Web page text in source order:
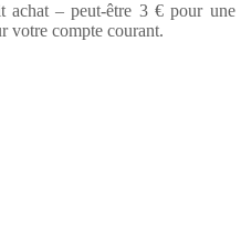
achat – peut-être 3 € pour une
votre compte courant.